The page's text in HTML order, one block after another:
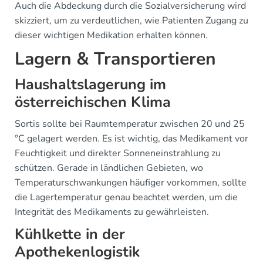
Auch die Abdeckung durch die Sozialversicherung wird
skizziert, um zu verdeutlichen, wie Patienten Zugang zu
dieser wichtigen Medikation erhalten können.
Lagern & Transportieren
Haushaltslagerung im
österreichischen Klima
Sortis sollte bei Raumtemperatur zwischen 20 und 25
°C gelagert werden. Es ist wichtig, das Medikament vor
Feuchtigkeit und direkter Sonneneinstrahlung zu
schützen. Gerade in ländlichen Gebieten, wo
Temperaturschwankungen häufiger vorkommen, sollte
die Lagertemperatur genau beachtet werden, um die
Integrität des Medikaments zu gewährleisten.
Kühlkette in der
Apothekenlogistik